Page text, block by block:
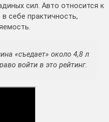
сил. Авто относится к
себе практичность,
«съедает» около 4,8 л
войти в это рейтинг.